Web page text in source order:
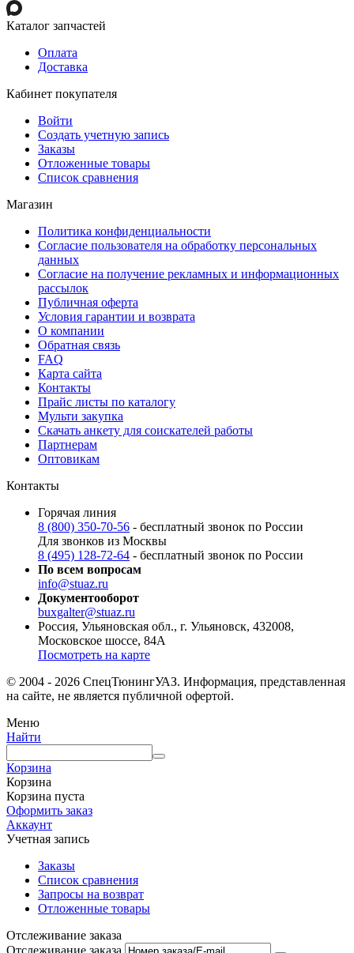
Каталог запчастей
Оплата
Доставка
Кабинет покупателя
Войти
Создать учетную запись
Заказы
Отложенные товары
Список сравнения
Магазин
Политика конфиденциальности
Согласие пользователя на обработку персональных
данных
Согласие на получение рекламных и информационных
рассылок
Публичная оферта
Условия гарантии и возврата
О компании
Обратная связь
FAQ
Карта сайта
Контакты
Прайс листы по каталогу
Мульти закупка
Скачать анкету для соискателей работы
Партнерам
Оптовикам
Контакты
Горячая линия
8 (800) 350-70-56 - бесплатный звонок по России
Для звонков из Москвы
8 (495) 128-72-64 - бесплатный звонок по России
По всем вопросам
info@stuaz.ru
Документооборот
buxgalter@stuaz.ru
Россия, Ульяновская обл., г. Ульяновск, 432008,
Московское шоссе, 84А
Посмотреть на карте
© 2004 - 2026 СпецТюнингУАЗ. Информация, представленная
на сайте, не является публичной офертой.
Меню
Найти
Корзина
Корзина
Корзина пуста
Оформить заказ
Аккаунт
Учетная запись
Заказы
Список сравнения
Запросы на возврат
Отложенные товары
Отслеживание заказа
Отслеживание заказа